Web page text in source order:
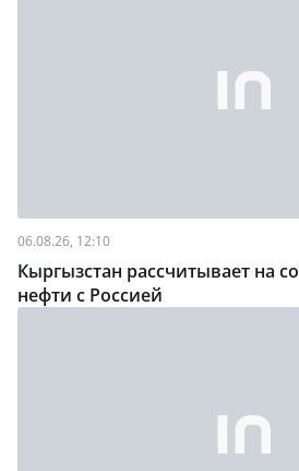
06.08.26, 12:10
Кыргызстан рассчитывает на
нефти с Россией